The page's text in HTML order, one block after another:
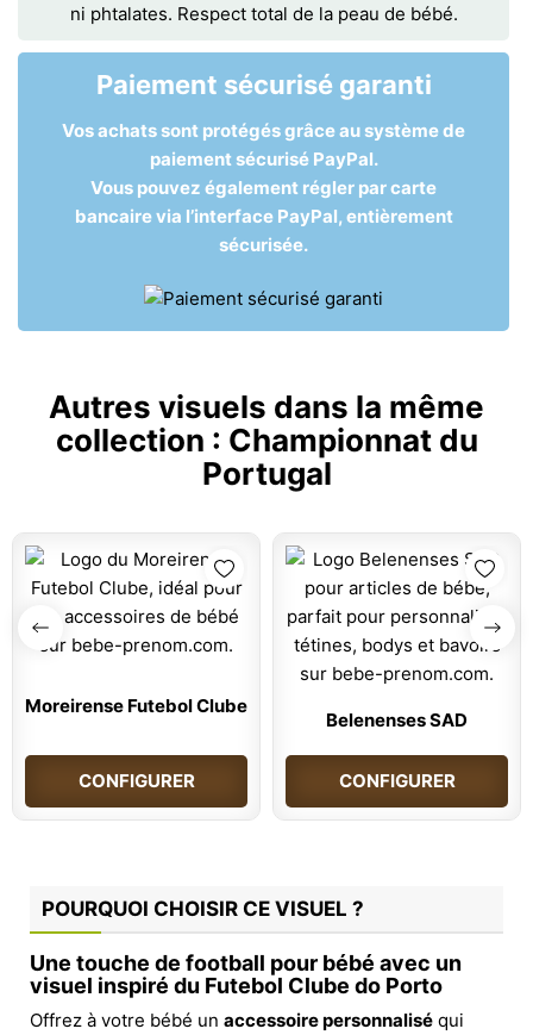
ni phtalates. Respect total de la peau de bébé.
Paiement sécurisé garanti
Vos achats sont protégés grâce au système de
paiement sécurisé PayPal.
Vous pouvez également régler par carte
bancaire via l’interface PayPal, entièrement
sécurisée.
Autres visuels dans la même
collection : Championnat du
Portugal
Moreirense Futebol Clube
CONFIGURER
Belenenses SAD
CONFIGURER
POURQUOI CHOISIR CE VISUEL ?
Une touche de football pour bébé avec un
visuel inspiré du Futebol Clube do Porto
Offrez à votre bébé un accessoire personnalisé qui